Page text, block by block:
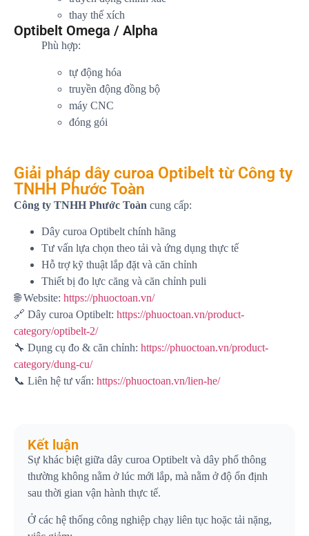
thay thế xích
Optibelt Omega / Alpha
Phù hợp:
tự động hóa
truyền động đồng bộ
máy CNC
đóng gói
Giải pháp dây curoa Optibelt từ Công ty
TNHH Phước Toàn
Công ty TNHH Phước Toàn cung cấp:
Dây curoa Optibelt chính hãng
Tư vấn lựa chọn theo tải và ứng dụng thực tế
Hỗ trợ kỹ thuật lắp đặt và căn chỉnh
Thiết bị đo lực căng và căn chỉnh puli
🌐 Website: https://phuoctoan.vn/
🔗 Dây curoa Optibelt: https://phuoctoan.vn/product-
category/optibelt-2/
🔧 Dụng cụ đo & căn chỉnh: https://phuoctoan.vn/product-
category/dung-cu/
📞 Liên hệ tư vấn: https://phuoctoan.vn/lien-he/
Kết luận
Sự khác biệt giữa dây curoa Optibelt và dây phổ thông
thường không nằm ở lúc mới lắp, mà nằm ở độ ổn định
sau thời gian vận hành thực tế.
Ở các hệ thống công nghiệp chạy liên tục hoặc tải nặng,